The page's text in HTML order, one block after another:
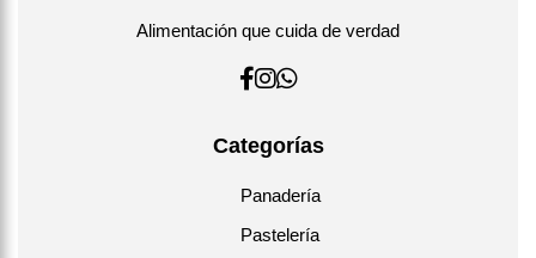
Alimentación que cuida de verdad
Categorías
Panadería
Pastelería